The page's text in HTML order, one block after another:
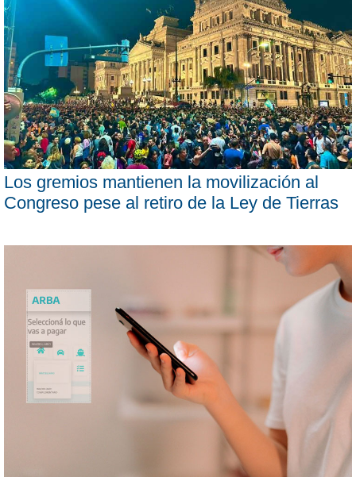
Los gremios mantienen la movilización al
Congreso pese al retiro de la Ley de Tierras